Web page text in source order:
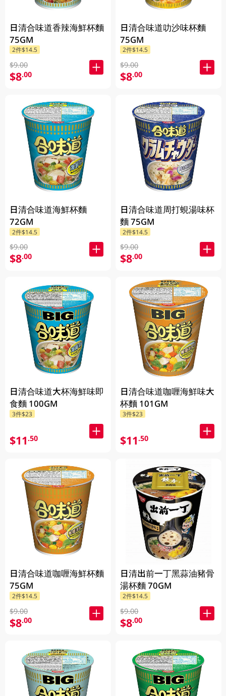
日清合味道香辣海鮮杯麵
75GM
2件$14.5
$9.00
$8.00
日清合味道海鮮杯麵
72GM
2件$14.5
$9.00
$8.00
日清合味道大杯海鮮味即
食麵 100GM
3件$23
$11.50
日清合味道咖喱海鮮杯麵
75GM
2件$14.5
$9.00
$8.00
日清合味道叻沙味杯麵
75GM
2件$14.5
$9.00
$8.00
日清合味道周打蜆湯味杯
麵 75GM
2件$14.5
$9.00
$8.00
日清合味道咖喱海鮮味大
杯麵 101GM
3件$23
$11.50
日清出前一丁黑蒜油豬骨
湯杯麵 70GM
2件$14.5
$9.00
$8.00